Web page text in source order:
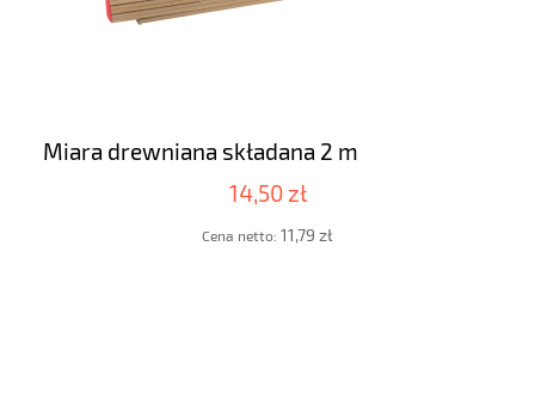
Miara drewniana składana 2 m
14,50 zł
Cena netto: 11,79 zł